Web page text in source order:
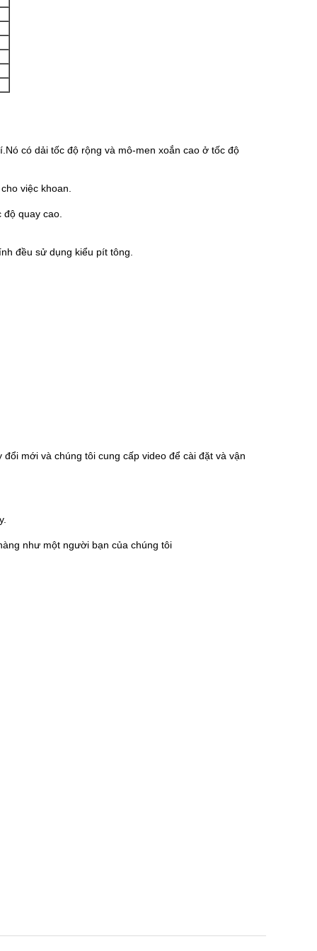
có dải tốc độ rộng và mô-men xoắn cao ở tốc độ
việc khoan.
quay cao.
đều sử dụng kiểu pít tông.
mới và chúng tôi cung cấp video để cài đặt và vận
như một người bạn của chúng tôi